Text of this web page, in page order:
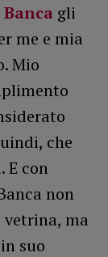
Banca gli
me e mia
Mio
che
E con
non
ma
suo